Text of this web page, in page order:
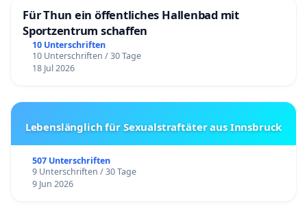
Für Thun ein öffentliches Hallenbad mit
Sportzentrum schaffen
10 Unterschriften
10 Unterschriften / 30 Tage
18 Jul 2026
Lebenslänglich für Sexualstraftäter aus Innsbruck
507 Unterschriften
9 Unterschriften / 30 Tage
9 Jun 2026